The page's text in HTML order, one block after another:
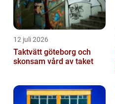
12 juli 2026
Taktvätt göteborg och
skonsam vård av taket